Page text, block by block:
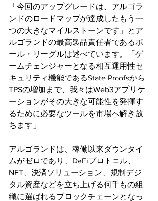
「今回のアップグレードは、アルゴラ
ンドのロードマップが達成したもう一
つの大きなマイルストーンです」とア
ルゴランドの最高製品責任者であるポ
ール・リーグルは述べています。「ゲ
ームチェンジャーとなる相互運用性セ
キュリティ機能であるState Proofsから
TPSの増加まで、我々はWeb3アプリケ
ーションがその大きな可能性を発揮す
るために必要なツールを市場へ解き放
ちます」
アルゴランドは、稼働以来ダウンタイ
ムがゼロであり、DeFiプロトコル、
NFT、決済ソリューション、規制デジ
タル資産などを立ち上げる何千もの組
織に選ばれるブロックチェーンとなっ